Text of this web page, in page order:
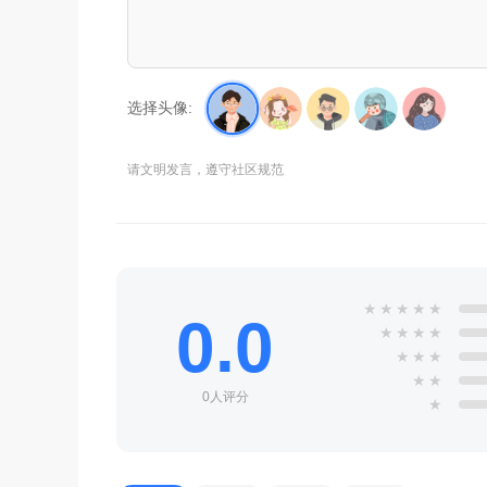
选择头像:
请文明发言，遵守社区规范
0.0
0人评分
★ ★ ★ ★ ★
★ ★ ★ ★
★ ★ ★
★ ★
★